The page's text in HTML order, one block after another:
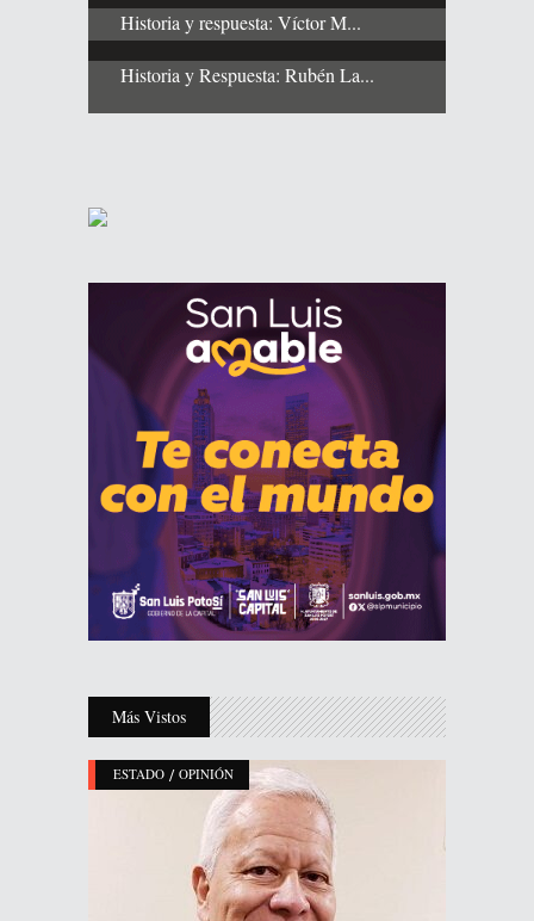
Historia y respuesta: Víctor M...
Historia y Respuesta: Rubén La...
Más Vistos
ESTADO / OPINIÓN